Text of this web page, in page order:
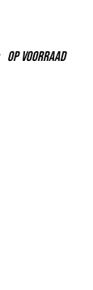
Op voorraad